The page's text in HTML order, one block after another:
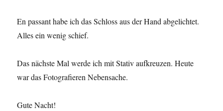
En passant habe ich das Schloss aus der Hand abgelichtet.
Alles ein wenig schief.
Das nächste Mal werde ich mit Stativ aufkreuzen. Heute
war das Fotografieren Nebensache.
Gute Nacht!